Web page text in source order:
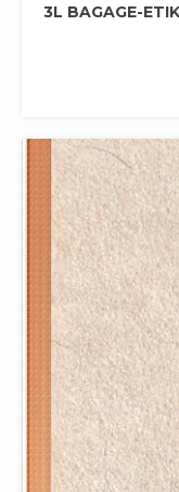
3L BAGAGE-